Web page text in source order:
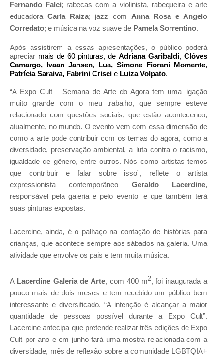
Fernando Falci; rabecas com a violinista, rabequeira e arte
educadoraCarla Raiza; jazz com Anna Rosa e Angelo
Corredato; e música na voz suave de Pamela Sorrentino.
Após assistirem a essas apresentações, o público poderá
apreciar mais de 60 pinturas, de Adriana Garibaldi, Clóves
Camargo, Ivaan Jansen, Lua, Simone Fiorani Momente,
Patrícia Saraiva, Fabrini Crisci e Luiza Volpato.
“A Expo Cult – Semana de Arte do Agora tem uma ligação
muito grande com o meu trabalho, que sempre esteve
relacionado com questões sociais, que estão acontecendo,
atualmente, no mundo. O evento vem com essa dimensão de
como a arte pode contribuir com os temas do agora, como a
diversidade, preservação ambiental, a luta contra o racismo,
igualdade de gênero, entre outros. Nós como artistas temos
que contribuir e falar sobre isso”, reflete o artista
expressionista contemporâneo Geraldo Lacerdine,
responsável pela galeria e pelo evento, e que também terá
suas pinturas expostas.
Lacerdine, ainda, é o palhaço na contação de histórias para
crianças, que acontece sempre aos sábados na galeria. Uma
atividade que envolve os pais e tem muita música.
A Lacerdine Galeria de Arte, com 400 m2, foi inaugurada a
pouco mais de dois meses e tem recebido um público bem
interessante e diversificado. “A intenção é alcançar a maior
quantidade de pessoas possível durante a Expo Cult”.
Lacerdine antecipa que pretende realizar três edições de Expo
Cult por ano e em junho fará uma mostra relacionada com a
diversidade, mês de reflexão sobre a comunidade LGBTQIA+